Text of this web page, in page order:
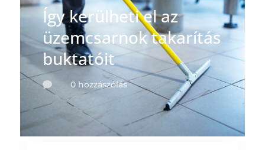
Így kerülheti el az
üzemcsarnok takarítás
buktatóit
 0 hozzászólás